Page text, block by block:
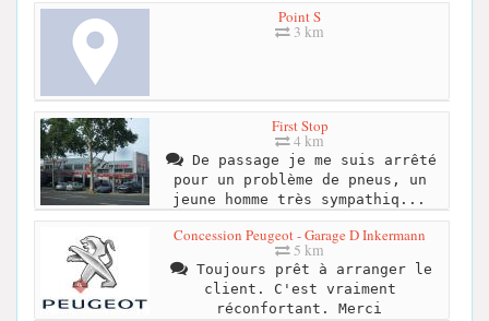
Point S
3 km
First Stop
4 km
De passage je me suis arrêté
pour un problème de pneus, un
jeune homme très sympathiq...
Concession Peugeot - Garage D Inkermann
5 km
Toujours prêt à arranger le
client. C'est vraiment
réconfortant. Merci